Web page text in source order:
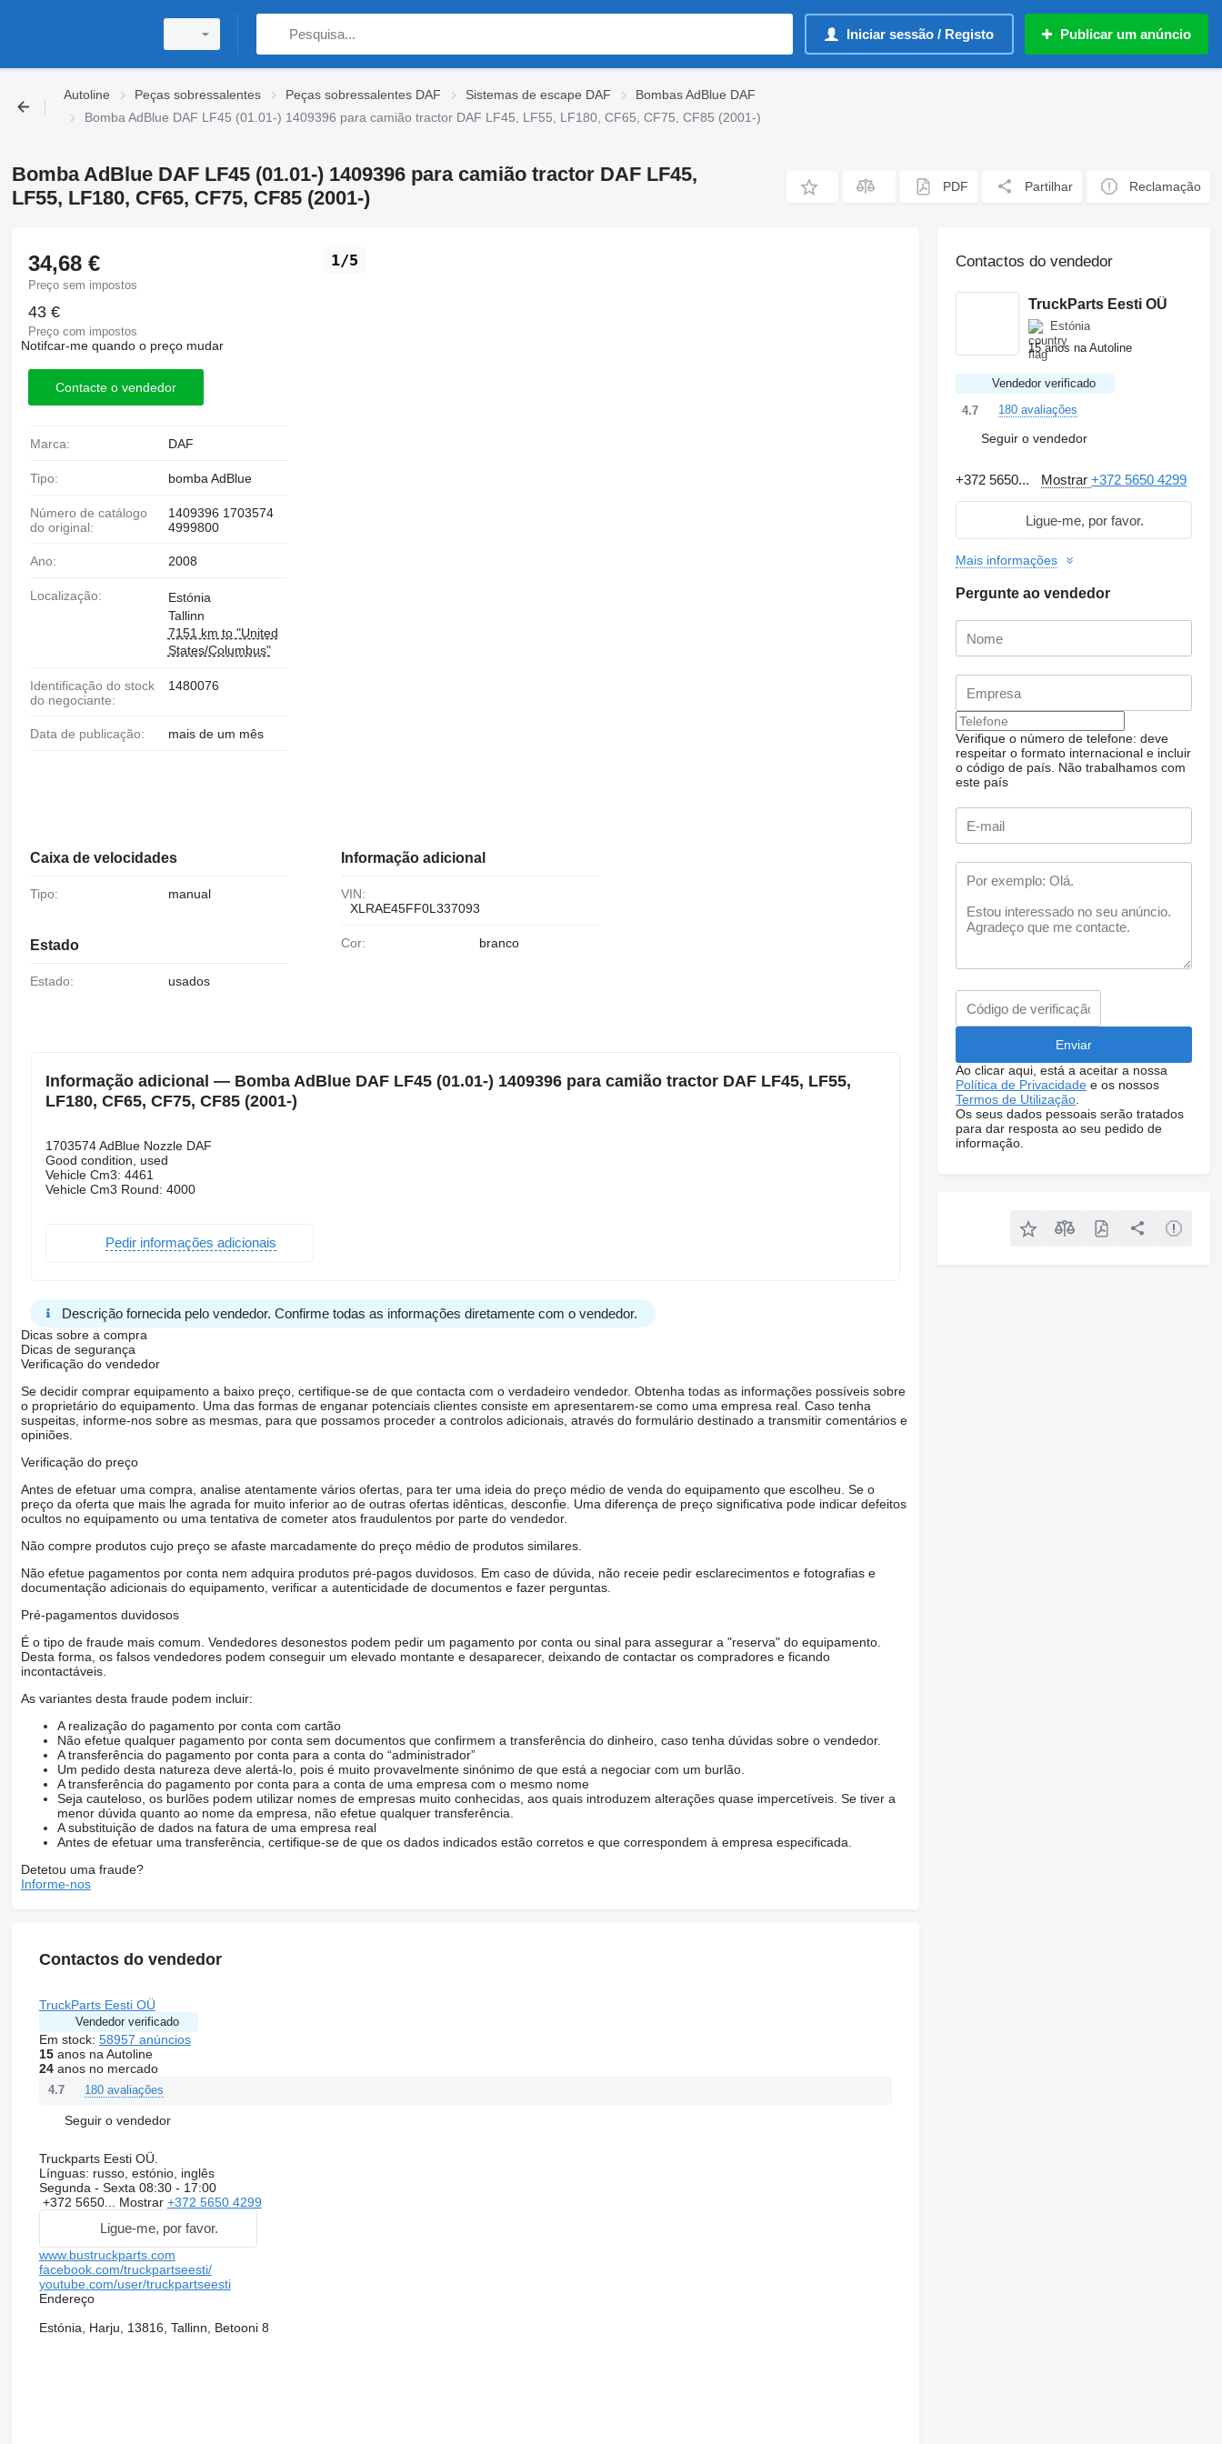
Iniciar sessão / Registo Publicar um anúncio
Autoline Peças sobressalentes Peças sobressalentes DAF Sistemas de escape DAF
Bombas AdBlue DAF
Bomba AdBlue DAF LF45 (01.01-) 1409396 para camião tractor DAF LF45, LF55, LF180, CF65, CF75, CF85 (2001-)
Bomba AdBlue DAF LF45 (01.01-) 1409396 para camião tractor DAF LF45,
LF55, LF180, CF65, CF75, CF85 (2001-)
PDF Partilhar Reclamação
Pedir fotos adicionais
1/5
34,68 €
Preço sem impostos
43 €
Preço com impostos
Notifcar-me quando o preço mudar
Contacte o vendedor
Marca: DAF
Tipo: bomba AdBlue
Número de catálogo
do original:
1409396 1703574
4999800
Ano: 2008
Localização:
Estónia
Tallinn
7151 km to "United
States/Columbus"
Identificação do stock
do negociante:
1480076
Data de publicação: mais de um mês
Caixa de velocidades
Tipo: manual
Estado
Estado: usados
Informação adicional
VIN:
XLRAE45FF0L337093
Cor: branco
Informação adicional — Bomba AdBlue DAF LF45 (01.01-) 1409396 para camião tractor DAF LF45, LF55,
LF180, CF65, CF75, CF85 (2001-)
1703574 AdBlue Nozzle DAF
Good condition, used
Vehicle Cm3: 4461
Vehicle Cm3 Round: 4000
Pedir informações adicionais
Descrição fornecida pelo vendedor. Confirme todas as informações diretamente com o vendedor.
Dicas sobre a compra
Dicas de segurança
Verificação do vendedor
Se decidir comprar equipamento a baixo preço, certifique-se de que contacta com o verdadeiro vendedor. Obtenha todas as informações possíveis sobre
o proprietário do equipamento. Uma das formas de enganar potenciais clientes consiste em apresentarem-se como uma empresa real. Caso tenha
suspeitas, informe-nos sobre as mesmas, para que possamos proceder a controlos adicionais, através do formulário destinado a transmitir comentários e
opiniões.
Verificação do preço
Antes de efetuar uma compra, analise atentamente vários ofertas, para ter uma ideia do preço médio de venda do equipamento que escolheu. Se o
preço da oferta que mais lhe agrada for muito inferior ao de outras ofertas idênticas, desconfie. Uma diferença de preço significativa pode indicar defeitos
ocultos no equipamento ou uma tentativa de cometer atos fraudulentos por parte do vendedor.
Não compre produtos cujo preço se afaste marcadamente do preço médio de produtos similares.
Não efetue pagamentos por conta nem adquira produtos pré-pagos duvidosos. Em caso de dúvida, não receie pedir esclarecimentos e fotografias e
documentação adicionais do equipamento, verificar a autenticidade de documentos e fazer perguntas.
Pré-pagamentos duvidosos
É o tipo de fraude mais comum. Vendedores desonestos podem pedir um pagamento por conta ou sinal para assegurar a "reserva" do equipamento.
Desta forma, os falsos vendedores podem conseguir um elevado montante e desaparecer, deixando de contactar os compradores e ficando
incontactáveis.
As variantes desta fraude podem incluir:
A realização do pagamento por conta com cartão
Não efetue qualquer pagamento por conta sem documentos que confirmem a transferência do dinheiro, caso tenha dúvidas sobre o vendedor.
A transferência do pagamento por conta para a conta do “administrador”
Um pedido desta natureza deve alertá-lo, pois é muito provavelmente sinónimo de que está a negociar com um burlão.
A transferência do pagamento por conta para a conta de uma empresa com o mesmo nome
Seja cauteloso, os burlões podem utilizar nomes de empresas muito conhecidas, aos quais introduzem alterações quase impercetíveis. Se tiver a
menor dúvida quanto ao nome da empresa, não efetue qualquer transferência.
A substituição de dados na fatura de uma empresa real
Antes de efetuar uma transferência, certifique-se de que os dados indicados estão corretos e que correspondem à empresa especificada.
Detetou uma fraude?
Informe-nos
Contactos do vendedor
TruckParts Eesti OÜ
Vendedor verificado
Em stock: 58957 anúncios
15anos na Autoline
24anos no mercado
4.7 180 avaliações
Seguir o vendedor
Truckparts Eesti OÜ.
Línguas: russo, estónio, inglês
Segunda - Sexta 08:30 - 17:00
+372 5650... Mostrar +372 5650 4299
Ligue-me, por favor.
www.bustruckparts.com
facebook.com/truckpartseesti/
youtube.com/user/truckpartseesti
Endereço
Estónia, Harju, 13816, Tallinn, Betooni 8
Contactos do vendedor
TruckParts Eesti OÜ
Estónia
15 anos na Autoline
Vendedor verificado
4.7
180 avaliações
Seguir o vendedor
+372 5650... Mostrar+372 5650 4299
Ligue-me, por favor.
Mais informações
Pergunte ao vendedor
Verifique o número de telefone: deve
respeitar o formato internacional e incluir
o código de país. Não trabalhamos com
este país
Ao clicar aqui, está a aceitar a nossa
Política de Privacidade e os nossos
Termos de Utilização
Os seus dados pessoais serão tratados
para dar resposta ao seu pedido de
informação.